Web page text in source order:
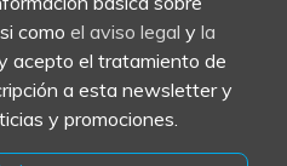
de datos asi como el aviso legal y la
acepto el tratamiento de
a esta newsletter y
y promociones.